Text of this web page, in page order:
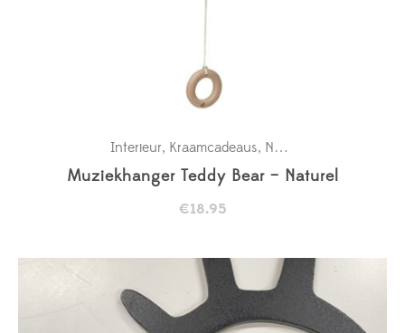
Interieur, Kraamcadeaus, New in
Muziekhanger Teddy Bear – Naturel
€18.95